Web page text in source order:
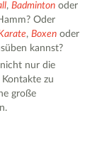
,Badminton oder
Oder
,Boxen oder
kannst?
nur die
zu
große